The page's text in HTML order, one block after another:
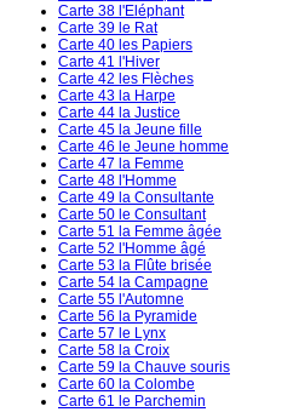
Carte 38 l'Eléphant
Carte 39 le Rat
Carte 40 les Papiers
Carte 41 l'Hiver
Carte 42 les Flèches
Carte 43 la Harpe
Carte 44 la Justice
Carte 45 la Jeune fille
Carte 46 le Jeune homme
Carte 47 la Femme
Carte 48 l'Homme
Carte 49 la Consultante
Carte 50 le Consultant
Carte 51 la Femme âgée
Carte 52 l'Homme âgé
Carte 53 la Flûte brisée
Carte 54 la Campagne
Carte 55 l'Automne
Carte 56 la Pyramide
Carte 57 le Lynx
Carte 58 la Croix
Carte 59 la Chauve souris
Carte 60 la Colombe
Carte 61 le Parchemin